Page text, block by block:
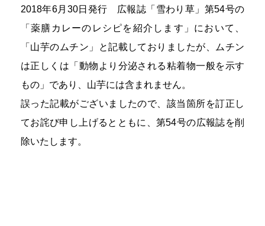
2018年6月30日発行 広報誌「雪わり草」第54号の
「薬膳カレーのレシピを紹介します」において、
「山芋のムチン」と記載しておりましたが、ムチン
は正しくは「動物より分泌される粘着物一般を示す
もの」であり、山芋には含まれません。
誤った記載がございましたので、該当箇所を訂正し
てお詫び申し上げるとともに、第54号の広報誌を削
除いたします。